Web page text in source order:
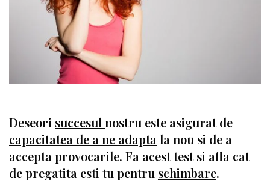
Deseori succesul nostru este asigurat de
capacitatea de a ne adapta la nou si de a
accepta provocarile. Fa acest test si afla cat
de pregatita esti tu pentru schimbare.